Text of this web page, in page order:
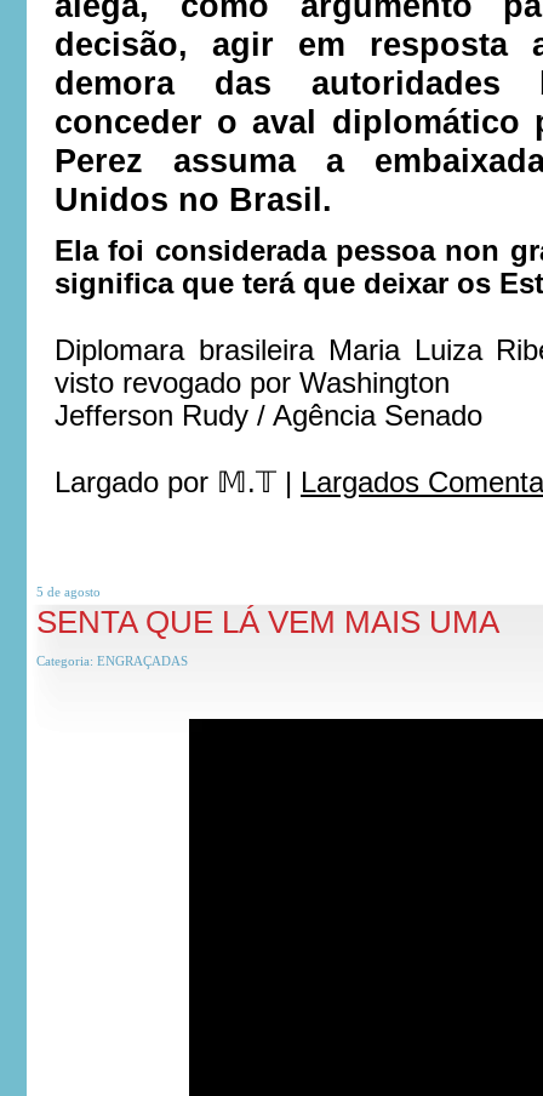
decisão, agir em resposta
demora das autoridades
conceder o aval diplomático
Perez assuma a
Unidos no Brasil.
Ela foi considerada pessoa non
significa que terá que deixar os
Diplomara brasileira Maria Luiza
visto revogado por Washington
Jefferson Rudy / Agência Senado
Largado por 𝕄.𝕋 Largados
5 de agosto
SENTA QUE LÁ VEM MAIS UMA
Categoria: ENGRAÇADAS